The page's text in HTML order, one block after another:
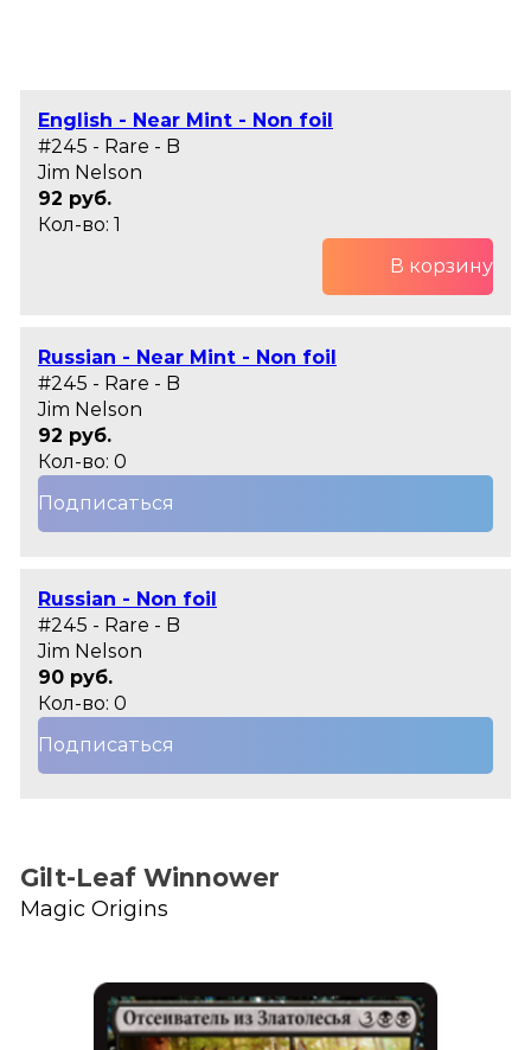
English - Near Mint - Non foil
#245 - Rare - B
Jim Nelson
92 руб.
Кол-во: 1
В корзину
Russian - Near Mint - Non foil
#245 - Rare - B
Jim Nelson
92 руб.
Кол-во: 0
Подписаться
Russian - Non foil
#245 - Rare - B
Jim Nelson
90 руб.
Кол-во: 0
Подписаться
Gilt-Leaf Winnower
Magic Origins